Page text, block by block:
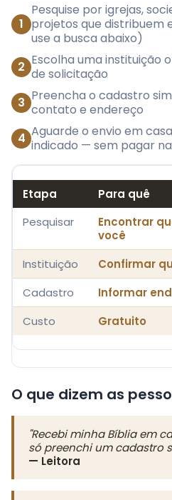
1
Pesquise por igrejas,
projetos que distribuem
use a busca abaixo)
2 Escolha uma instituição
de solicitação
3 Preencha o cadastro
contato e endereço
4 Aguarde o envio em
indicado — sem pagar
Etapa
Para quê
Pesquisar
Encontrar
você
Instituição
Confirmar
Cadastro
Informar
Custo
Gratuito
O que dizem as
"Recebi minha Bíblia em
só preenchi um cadastro
— Leitora